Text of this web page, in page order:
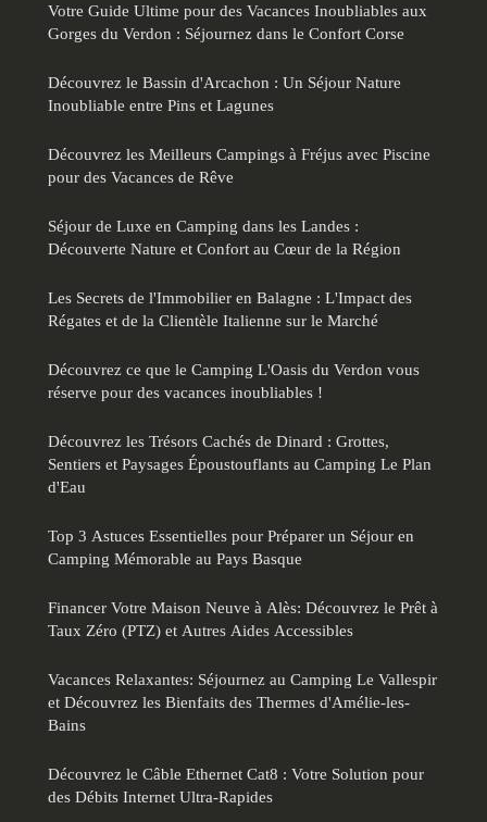
Votre Guide Ultime pour des Vacances Inoubliables aux
Gorges du Verdon : Séjournez dans le Confort Corse
Découvrez le Bassin d'Arcachon : Un Séjour Nature
Inoubliable entre Pins et Lagunes
Découvrez les Meilleurs Campings à Fréjus avec Piscine
pour des Vacances de Rêve
Séjour de Luxe en Camping dans les Landes :
Découverte Nature et Confort au Cœur de la Région
Les Secrets de l'Immobilier en Balagne : L'Impact des
Régates et de la Clientèle Italienne sur le Marché
Découvrez ce que le Camping L'Oasis du Verdon vous
réserve pour des vacances inoubliables !
Découvrez les Trésors Cachés de Dinard : Grottes,
Sentiers et Paysages Époustouflants au Camping Le Plan
d'Eau
Top 3 Astuces Essentielles pour Préparer un Séjour en
Camping Mémorable au Pays Basque
Financer Votre Maison Neuve à Alès: Découvrez le Prêt à
Taux Zéro (PTZ) et Autres Aides Accessibles
Vacances Relaxantes: Séjournez au Camping Le Vallespir
et Découvrez les Bienfaits des Thermes d'Amélie-les-
Bains
Découvrez le Câble Ethernet Cat8 : Votre Solution pour
des Débits Internet Ultra-Rapides